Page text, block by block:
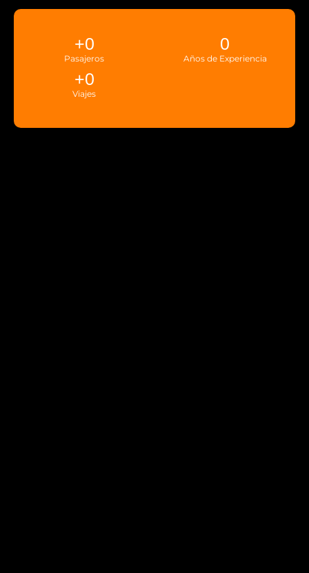
Pasajeros
+0
Años de Experiencia
0
Viajes
+0